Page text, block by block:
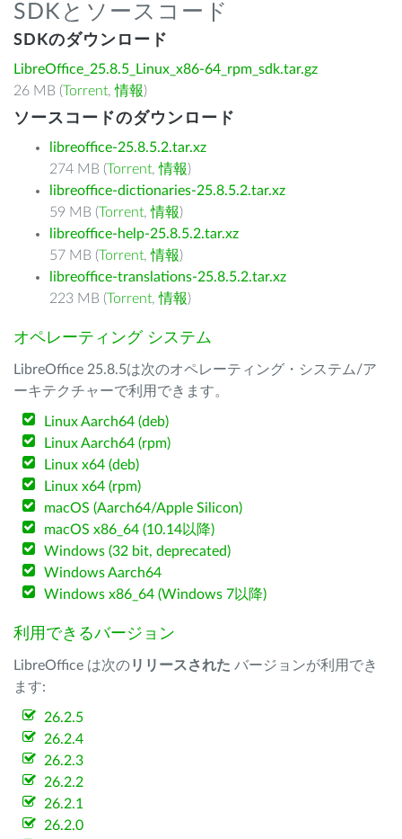
SDKとソースコード
SDKのダウンロード
LibreOffice_25.8.5_Linux_x86-64_rpm_sdk.tar.gz
26 MB (Torrent,情報)
ソースコードのダウンロード
libreoffice-25.8.5.2.tar.xz
274 MB (Torrent,情報)
libreoffice-dictionaries-25.8.5.2.tar.xz
59 MB (Torrent,情報)
libreoffice-help-25.8.5.2.tar.xz
57 MB (Torrent,情報)
libreoffice-translations-25.8.5.2.tar.xz
223 MB (Torrent,情報)
オペレーティング システム
LibreOffice 25.8.5は次のオペレーティング・システム/ア
ーキテクチャーで利用できます。
Linux Aarch64 (deb)
Linux Aarch64 (rpm)
Linux x64 (deb)
Linux x64 (rpm)
macOS (Aarch64/Apple Silicon)
macOS x86_64 (10.14以降)
Windows (32 bit, deprecated)
Windows Aarch64
Windows x86_64 (Windows 7以降)
利用できるバージョン
LibreOffice は次のリリースされた バージョンが利用でき
ます:
26.2.5
26.2.4
26.2.3
26.2.2
26.2.1
26.2.0